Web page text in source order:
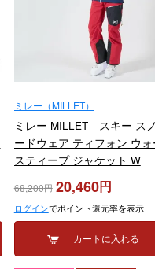
ミレー（MILLET）
ミレー MILLET スキー ス
ードウェア ティフォン ウォ
スティープ ジャケット W
TYPHON WARM STEEP JKT
MIV01994 2023-2024
68,200 20,460
ログインでポイント還元率を表示
カートに入れる